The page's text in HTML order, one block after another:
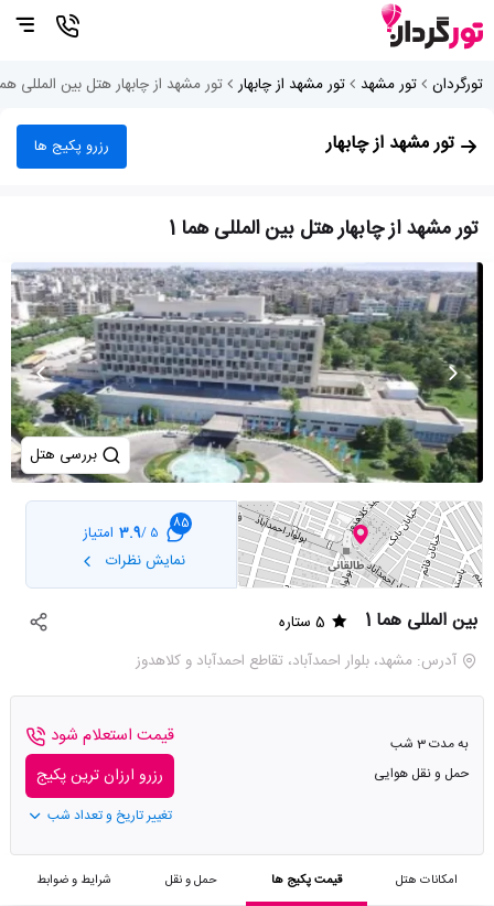
تورگردان تور مشهد تور مشهد از چابهار تور مشهد از چابهار هتل بین المللی
تور مشهد از چابهار رزرو پکیج ها
تور مشهد از چابهار هتل بین المللی هما 1
بررسی هتل
85
5 /
3.9 امتیاز
نمایش نظرات
بین المللی هما 1
5 ستاره
آدرس: مشهد، بلوار احمدآباد، تقاطع احمدآباد و کلاهدوز
به مدت 3 شب
حمل و نقل هوایی
قیمت استعلام شود
رزرو ارزان ترین پکیج
تغییر تاریخ و تعداد شب
امکانات هتل قیمت پکیج ها حمل و نقل شرایط و ضوابط